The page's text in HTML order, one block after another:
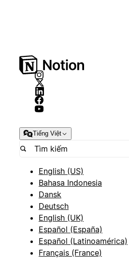
Tiếng Việt
English (US)
Bahasa Indonesia
Dansk
Deutsch
English (UK)
Español (España)
Español (Latinoamérica)
Français (France)